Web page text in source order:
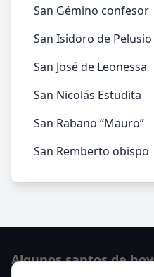
San Gémino confesor
San Isidoro de Pelusio
San José de Leonessa
San Nicolás Estudita
San Rabano “Mauro”
San Remberto obispo
Algunos santos de hoy